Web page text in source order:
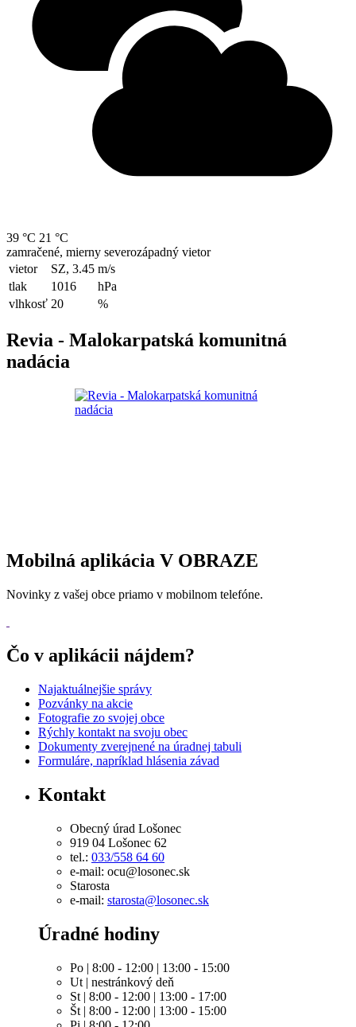
39 °C 21 °C
zamračené, mierny severozápadný vietor
vietor
SZ, 3.45 m/s
tlak
1016
hPa
vlhkosť 20 %
Revia - Malokarpatská komunitná
nadácia
Mobilná aplikácia V OBRAZE
Novinky z vašej obce priamo v mobilnom telefóne.
Čo v aplikácii nájdem?
Najaktuálnejšie správy
Pozvánky na akcie
Fotografie zo svojej obce
Rýchly kontakt na svoju obec
Dokumenty zverejnené na úradnej tabuli
Formuláre, napríklad hlásenia závad
Kontakt
Obecný úrad Lošonec
919 04 Lošonec 62
tel.: 033/558 64 60
e-mail: ocu@losonec.sk
Starosta
e-mail: starosta@losonec.sk
Úradné hodiny
Po | 8:00 - 12:00 | 13:00 - 15:00
Ut | nestránkový deň
St | 8:00 - 12:00 | 13:00 - 17:00
Št | 8:00 - 12:00 | 13:00 - 15:00